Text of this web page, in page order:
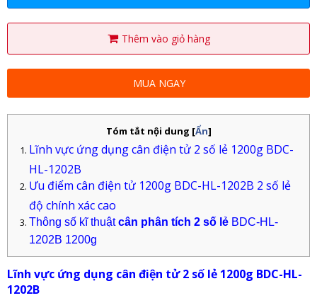
Thêm vào giỏ hàng
MUA NGAY
Tóm tắt nội dung [Ẩn]
Lĩnh vực ứng dụng cân điện tử 2 số lẻ 1200g BDC-
HL-1202B
Ưu điểm cân điện tử 1200g BDC-HL-1202B 2 số lẻ
độ chính xác cao
Thông số kĩ thuậtcân phân tích 2 số lẻ BDC-HL-
1202B 1200g
Lĩnh vực ứng dụng cân điện tử 2 số lẻ 1200g BDC-HL-
1202B